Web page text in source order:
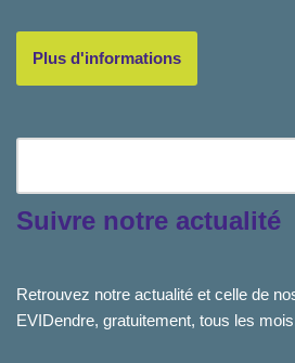
Plus d'informations
Suivre notre actualité
Retrouvez notre actualité et celle de
EVIDendre, gratuitement, tous les